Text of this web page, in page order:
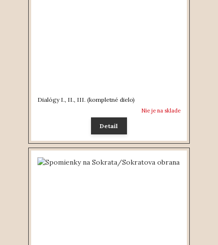
Dialógy I., II., III. (kompletné dielo)
Nie je na sklade
Detail